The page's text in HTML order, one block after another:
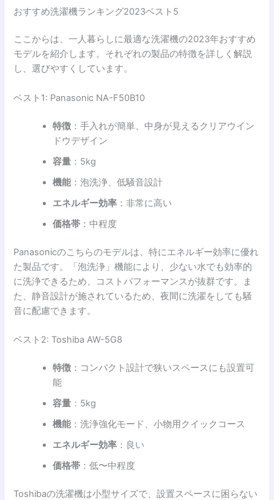
おすすめ洗濯機ランキング2023ベスト5
ここからは、一人暮らしに最適な洗濯機の2023年おすすめ
モデルを紹介します。それぞれの製品の特徴を詳しく解説
し、選びやすくしています。
ベスト1: Panasonic NA-F50B10
特徴 ：手入れが簡単、中身が見えるクリアウイン
ドウデザイン
容量 ：5kg
機能 ：泡洗浄、低騒音設計
エネルギー効率 ：非常に高い
価格帯 ：中程度
Panasonicのこちらのモデルは、特にエネルギー効率に優れ
た製品です。「泡洗浄」機能により、少ない水でも効率的
に洗浄できるため、コストパフォーマンスが抜群です。ま
た、静音設計が施されているため、夜間に洗濯をしても騒
音に配慮できます。
ベスト2: Toshiba AW-5G8
特徴 ：コンパクト設計で狭いスペースにも設置可
能
容量 ：5kg
機能 ：洗浄強化モード、小物用クイックコース
エネルギー効率 ：良い
価格帯 ：低〜中程度
Toshibaの洗濯機は小型サイズで、設置スペースに困らない